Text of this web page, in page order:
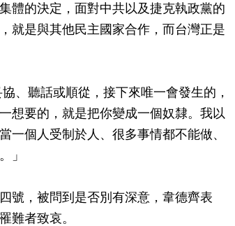
體的決定，面對中共以及捷克執政黨的
就是與其他民主國家合作，而台灣正是
、聽話或順從，接下來唯一會發生的，
想要的，就是把你變成一個奴隸。我以
一個人受制於人、很多事情都不能做、
」
號，被問到是否別有深意，韋德齊表
難者致哀。